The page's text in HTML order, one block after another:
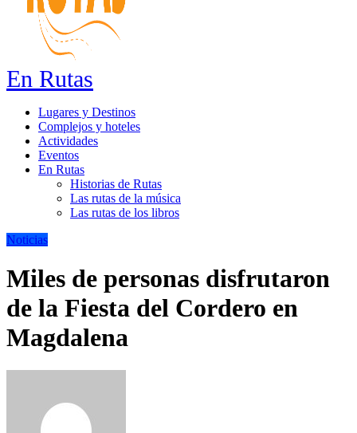
En Rutas
Lugares y Destinos
Complejos y hoteles
Actividades
Eventos
En Rutas
Historias de Rutas
Las rutas de la música
Las rutas de los libros
Noticias
Miles de personas disfrutaron
de la Fiesta del Cordero en
Magdalena